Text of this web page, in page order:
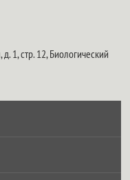
1, стр. 12,Биологический